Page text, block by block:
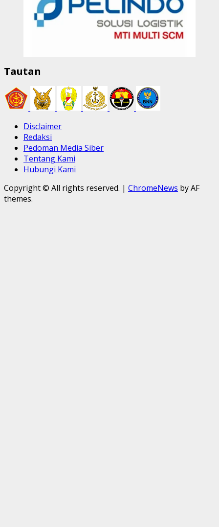
Tautan
Disclaimer
Redaksi
Pedoman Media Siber
Tentang Kami
Hubungi Kami
Copyright © All rights reserved. | ChromeNews by AF
themes.